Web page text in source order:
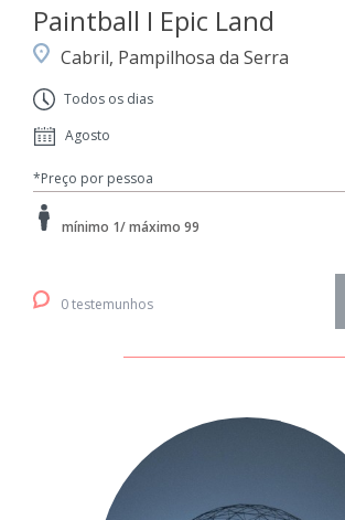
Paintball I Epic Land
Cabril, Pampilhosa da Serra
Todos os dias
Agosto
*Preço por pessoa
mínimo 1/ máximo 99
0 testemunhos